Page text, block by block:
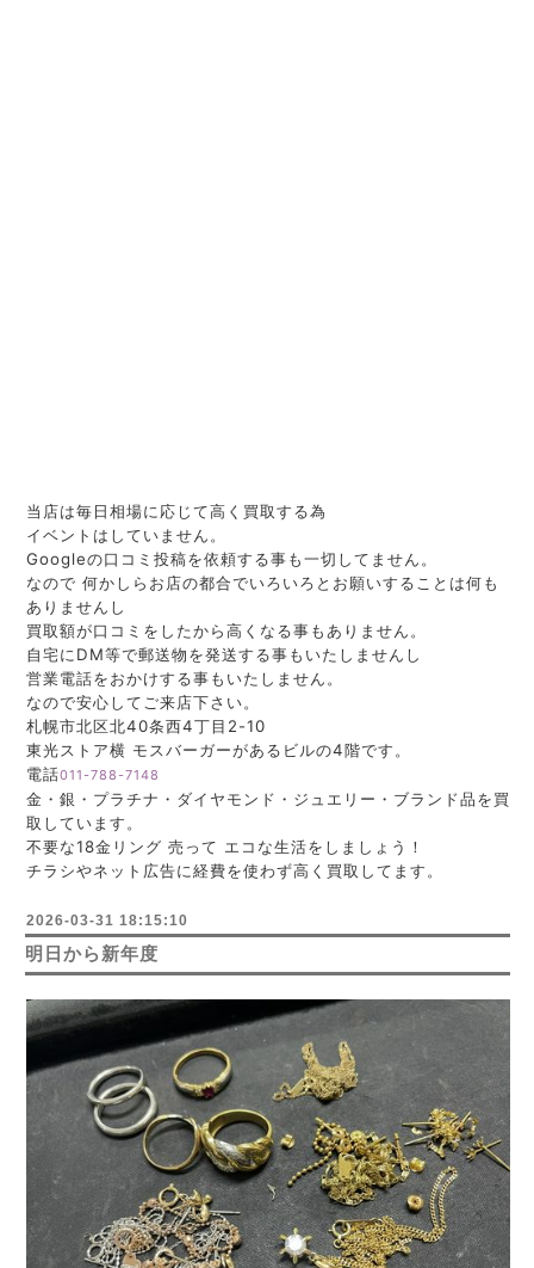
当店は毎日相場に応じて高く買取する為
イベントはしていません。
Googleの口コミ投稿を依頼する事も一切してません。
なので 何かしらお店の都合でいろいろとお願いすることは何も
ありませんし
買取額が口コミをしたから高くなる事もありません。
自宅にDM等で郵送物を発送する事もいたしませんし
営業電話をおかけする事もいたしません。
なので安心してご来店下さい。
札幌市北区北40条西4丁目2-10
東光ストア横 モスバーガーがあるビルの4階です。
電話011-788-7148
金・銀・プラチナ・ダイヤモンド・ジュエリー・ブランド品を買
取しています。
不要な18金リング 売って エコな生活をしましょう！
チラシやネット広告に経費を使わず高く買取してます。
2026-03-31 18:15:10
明日から新年度